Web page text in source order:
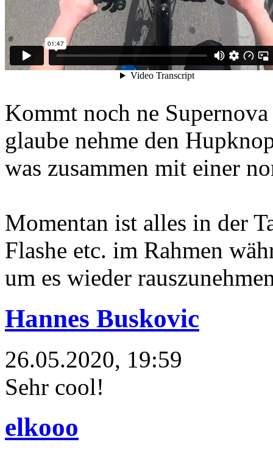
Kommt noch ne
glaube nehme den
was zusammen mit einer
Momentan ist alles in der
Flashe etc. im Rahmen
um es wieder
Hannes Buskovic
26.05.2020, 19:59
Sehr cool!
elkooo